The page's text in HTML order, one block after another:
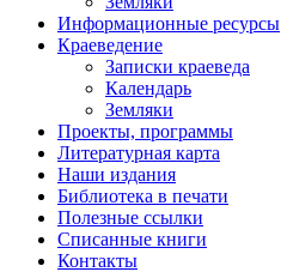
Информационные ресурсы
Краеведение
Записки краеведа
Календарь
Земляки
Проекты, программы
Литературная карта
Наши издания
Библиотека в печати
Полезные ссылки
Списанные книги
Контакты